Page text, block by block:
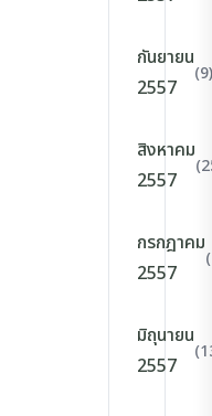
กันยายน
2557
(9)
สิงหาคม
2557
กรกฎาคม
2557
มิถุนายน
2557